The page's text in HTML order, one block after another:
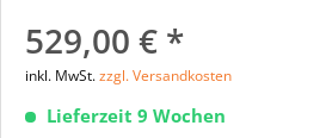
529,00 € *
inkl. MwSt.zzgl. Versandkosten
Lieferzeit 9 Wochen